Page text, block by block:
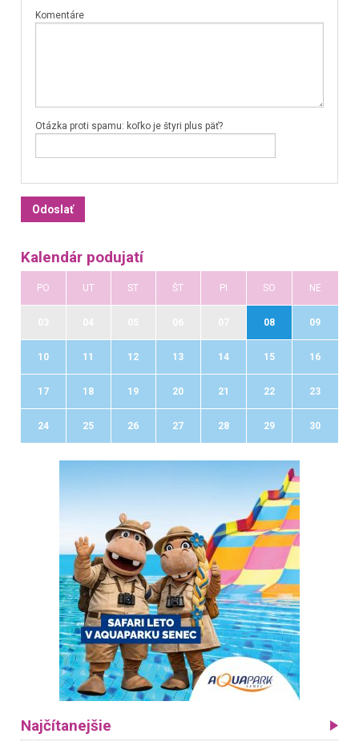
Komentáre
Otázka proti spamu: koľko je štyri plus päť?
Kalendár podujatí
PO UT ST ŠT PI SO NE
08 09
10 11 12 13 14 15 16
17 18 19 20 21 22 23
24 25 26 27 28 29 30
Najčítanejšie